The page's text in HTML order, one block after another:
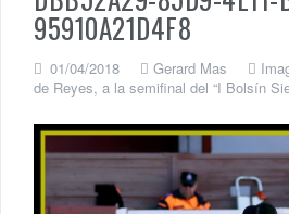
95910A21D4F8
01/04/2018 Gerard Mas
de Reyes, a la semifinal del “I Bolsín